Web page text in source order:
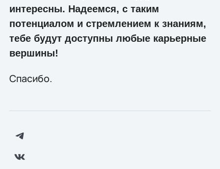
интересны. Надеемся, с таким
потенциалом и стремлением к знаниям,
тебе будут доступны любые карьерные
вершины!
Спасибо.